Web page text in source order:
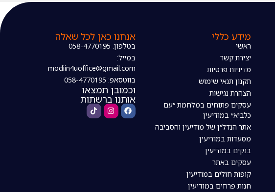
מידע כללי
ראשי
יצירת קשר
מדיניות פרטיות
תקנון תנאי שימוש
הצהרת נגישות
עסקים פתוחים במלחמת ״עם
כלביא״ במודיעין
אתר הנדל״ן של מודיעין והסביבה
מסעדות במודיעין
בנקים במודיעין
עסקים באתר
קופות חולים במודיעין
חנות פרחים במודיעין
אנחנו כאן לכל שאלה
בטלפון: 058-4770195
במייל:
modiin4uoffice@gmail.com
בווטסאפ: 058-4770195
וכמובן תמצאו
אותנו ברשתות